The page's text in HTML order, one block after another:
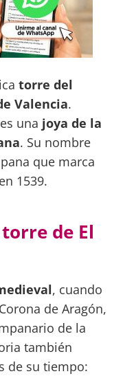
torre del
Valencia.
una joya de la
. Su nombre
que marca
1539.
de El
, cuando
de Aragón,
de la
también
de su tiempo: